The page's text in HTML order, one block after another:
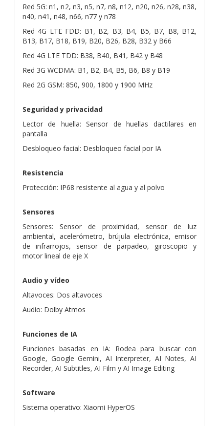
Red 5G: n1, n2, n3, n5, n7, n8, n12, n20, n26, n28, n38,
n40, n41, n48, n66, n77 y n78
Red 4G LTE FDD: B1, B2, B3, B4, B5, B7, B8, B12,
B13, B17, B18, B19, B20, B26, B28, B32 y B66
Red 4G LTE TDD: B38, B40, B41, B42 y B48
Red 3G WCDMA: B1, B2, B4, B5, B6, B8 y B19
Red 2G GSM: 850, 900, 1800 y 1900 MHz
Seguridad y privacidad
Lector de huella: Sensor de huellas dactilares en
pantalla
Desbloqueo facial: Desbloqueo facial por IA
Resistencia
Protección: IP68 resistente al agua y al polvo
Sensores
Sensores: Sensor de proximidad, sensor de luz
ambiental, acelerómetro, brújula electrónica, emisor
de infrarrojos, sensor de parpadeo, giroscopio y
motor lineal de eje X
Audio y vídeo
Altavoces: Dos altavoces
Audio: Dolby Atmos
Funciones de IA
Funciones basadas en IA: Rodea para buscar con
Google, Google Gemini, AI Interpreter, AI Notes, AI
Recorder, AI Subtitles, AI Film y AI Image Editing
Software
Sistema operativo: Xiaomi HyperOS